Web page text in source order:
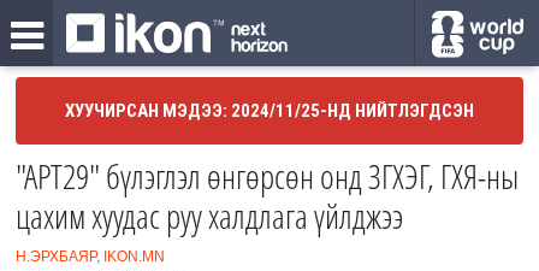
ХУУЧИРСАН МЭДЭЭ: 2024/11/25-НД НИЙТЛЭГДСЭН
"APT29" бүлэглэл өнгөрсөн онд ЗГХЭГ, ГХЯ-ны
цахим хуудас руу халдлага үйлджээ
Н.ЭРХБАЯР, IKON.MN